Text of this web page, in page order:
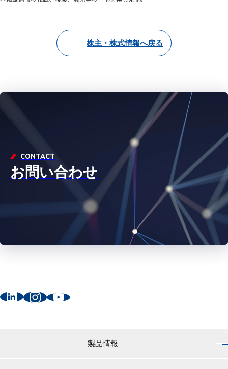
株主・株式情報へ戻る
CONTACT
お問い合わせ
製品情報